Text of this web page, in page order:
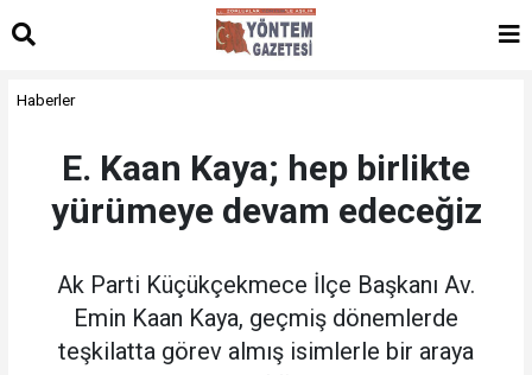
Haberler
E. Kaan Kaya; hep birlikte
yürümeye devam edeceğiz
Ak Parti Küçükçekmece İlçe Başkanı Av.
Emin Kaan Kaya, geçmiş dönemlerde
teşkilatta görev almış isimlerle bir araya